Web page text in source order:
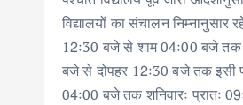
k p
विद्यालयों का संचालन
12ः30 बजे से शाम 04ः00 बजे तक
बजे से दोपहर 12ः30 बजे तक इसी
04ः00 बजे तक शनिवारः प्रातः